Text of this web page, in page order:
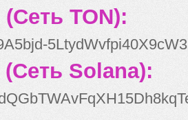
(Сеть TON):
(Сеть Solana):